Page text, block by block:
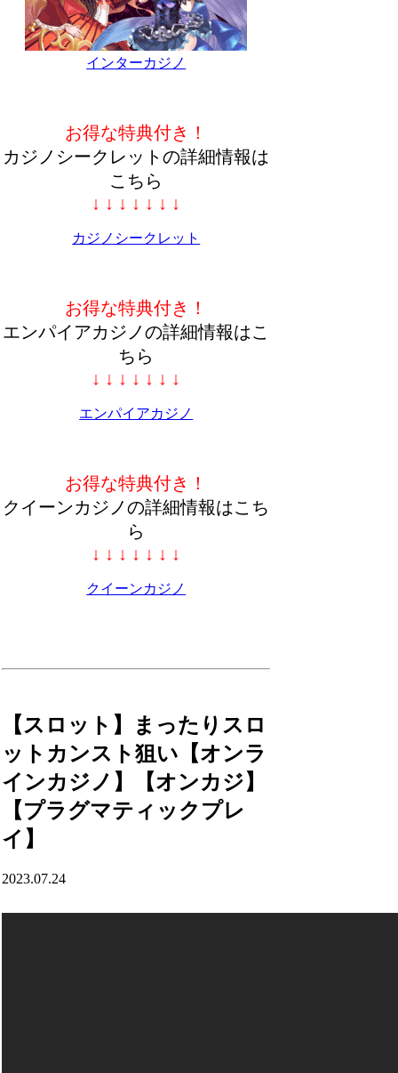
インターカジノ
お得な特典付き！
カジノシークレットの詳細情報は
こちら
↓ ↓ ↓ ↓ ↓ ↓ ↓
カジノシークレット
お得な特典付き！
エンパイアカジノの詳細情報はこ
ちら
↓ ↓ ↓ ↓ ↓ ↓ ↓
エンパイアカジノ
お得な特典付き！
クイーンカジノの詳細情報はこち
ら
↓ ↓ ↓ ↓ ↓ ↓ ↓
クイーンカジノ
【スロット】まったりスロ
ットカンスト狙い【オンラ
インカジノ】【オンカジ】
【プラグマティックプレ
イ】
2023.07.24